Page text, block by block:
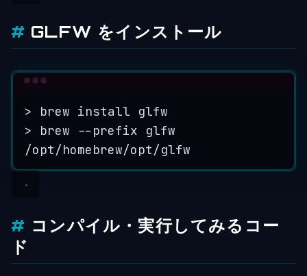
GLFW をインストール
> brew install glfw
> brew --prefix glfw
/opt/homebrew/opt/glfw
コンパイル・実行してみるコー
ド